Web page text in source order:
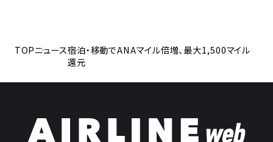
TOPニュース宿泊・移動でANAマイル倍増、最大1,500マイル
還元